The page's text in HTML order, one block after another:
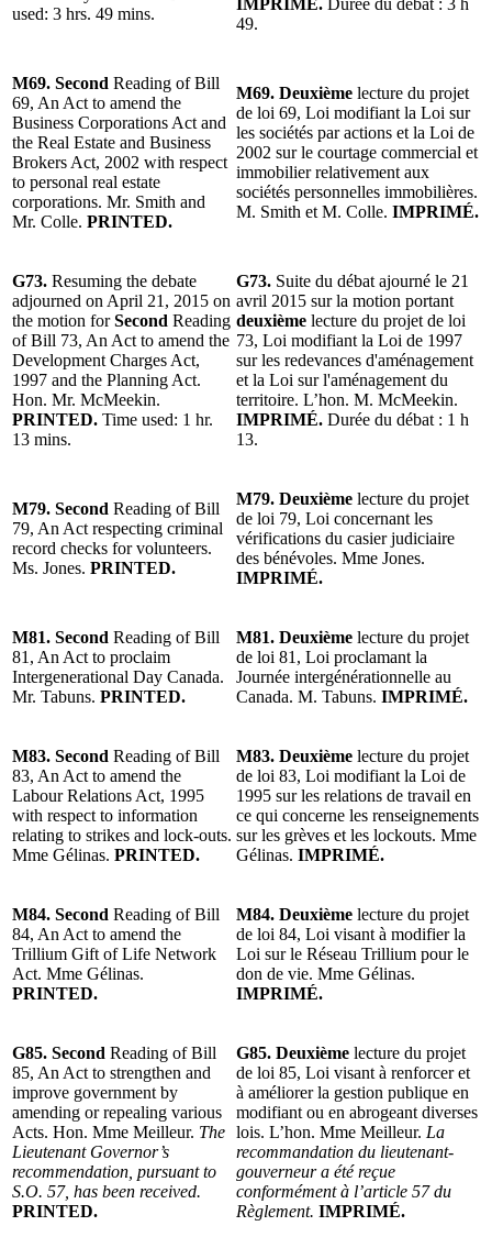
used: 3 hrs. 49 mins.
49.
M69. Second Reading of Bill
69, An Act to amend the
Business Corporations Act and
the Real Estate and Business
Brokers Act, 2002 with respect
to personal real estate
corporations. Mr. Smith and
Mr. Colle. PRINTED.
M69. Deuxième lecture du projet
de loi 69, Loi modifiant la Loi sur
les sociétés par actions et la Loi de
2002 sur le courtage commercial et
immobilier relativement aux
sociétés personnelles immobilières.
M. Smith et M. Colle. IMPRIMÉ.
G73. Resuming the debate
adjourned on April 21, 2015 on
the motion forSecond Reading
of Bill 73, An Act to amend the
Development Charges Act,
1997 and the Planning Act.
Hon. Mr. McMeekin.
PRINTED. Time used: 1 hr.
13 mins.
G73. Suite du débat ajourné le 21
avril 2015 sur la motion portant
deuxième lecture du projet de loi
73, Loi modifiant la Loi de 1997
sur les redevances d'aménagement
et la Loi sur l'aménagement du
territoire. L’hon. M. McMeekin.
IMPRIMÉ. Durée du débat : 1 h
13.
M79. Second Reading of Bill
79, An Act respecting criminal
record checks for volunteers.
Ms. Jones. PRINTED.
M79. Deuxième lecture du projet
de loi 79, Loi concernant les
vérifications du casier judiciaire
des bénévoles. Mme Jones.
IMPRIMÉ.
M81. Second Reading of Bill
81, An Act to proclaim
Intergenerational Day Canada.
Mr. Tabuns. PRINTED.
M81. Deuxième lecture du projet
de loi 81, Loi proclamant la
Journée intergénérationnelle au
Canada. M. Tabuns. IMPRIMÉ.
M83. Second Reading of Bill
83, An Act to amend the
Labour Relations Act, 1995
with respect to information
relating to strikes and lock-outs.
Mme Gélinas. PRINTED.
M83. Deuxième lecture du projet
de loi 83, Loi modifiant la Loi de
1995 sur les relations de travail en
ce qui concerne les renseignements
sur les grèves et les lockouts. Mme
Gélinas. IMPRIMÉ.
M84. Second Reading of Bill
84, An Act to amend the
Trillium Gift of Life Network
Act. Mme Gélinas.
PRINTED.
M84. Deuxième lecture du projet
de loi 84, Loi visant à modifier la
Loi sur le Réseau Trillium pour le
don de vie. Mme Gélinas.
IMPRIMÉ.
G85. Second Reading of Bill
85, An Act to strengthen and
improve government by
amending or repealing various
Acts. Hon. Mme Meilleur. The
Lieutenant Governor’s
recommendation, pursuant to
S.O. 57, has been received.
PRINTED.
G85. Deuxième lecture du projet
de loi 85, Loi visant à renforcer et
à améliorer la gestion publique en
modifiant ou en abrogeant diverses
lois. L’hon. Mme Meilleur. La
recommandation du lieutenant-
gouverneur a été reçue
conformément à l’article 57 du
Règlement. IMPRIMÉ.